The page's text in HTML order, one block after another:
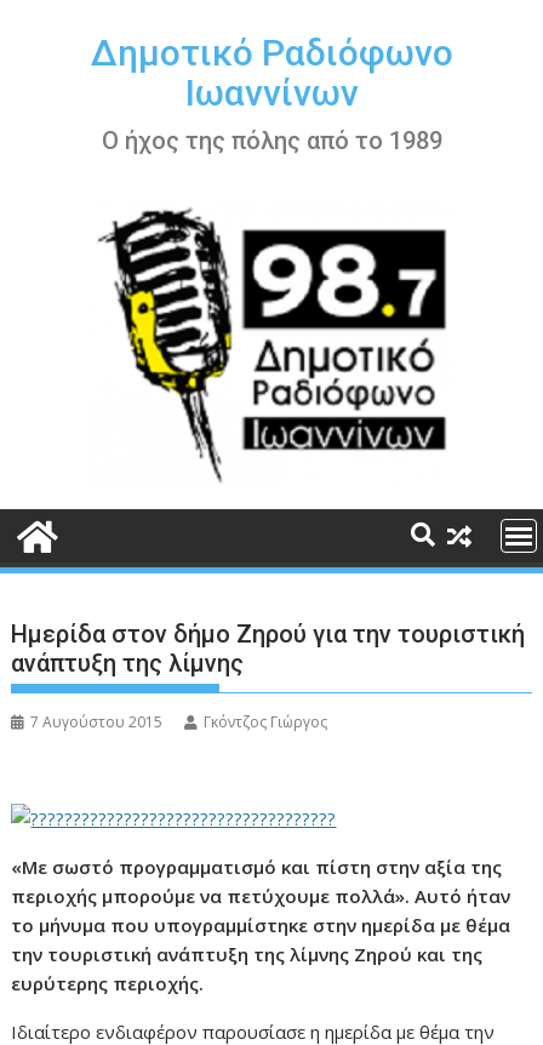
περιεχόμενοΔημοτικό Ραδιόφωνο
Ιωαννίνων
Ο ήχος της πόλης από το 1989
Ημερίδα στον δήμο Ζηρού για την τουριστική
ανάπτυξη της λίμνης
7 Αυγούστου 2015 Γκόντζος Γιώργος
«Με σωστό προγραμματισμό και πίστη στην αξία της
περιοχής μπορούμε να πετύχουμε πολλά». Αυτό ήταν
το μήνυμα που υπογραμμίστηκε στην ημερίδα με θέμα
την τουριστική ανάπτυξη της λίμνης Ζηρού και της
ευρύτερης περιοχής.
Ιδιαίτερο ενδιαφέρον παρουσίασε η ημερίδα με θέμα την